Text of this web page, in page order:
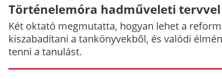
Történelemóra hadműveleti tervvel
Két oktató megmutatta, hogyan lehet a
kiszabadítani a tankönyvekből, és valódi
tenni a tanulást.